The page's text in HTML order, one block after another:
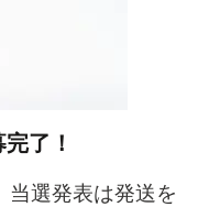
了！
当選発表は発送を